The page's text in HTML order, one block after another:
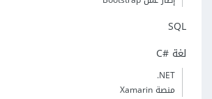
SQL
لغة C#‎
‎.NET
منصة Xamarin